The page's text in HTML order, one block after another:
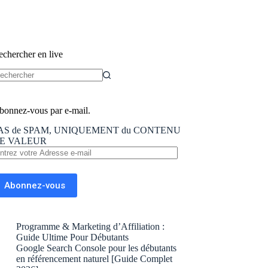
en live
vous par e-mail.
de SPAM, UNIQUEMENT du CONTENU
VALEUR
Abonnez-vous
Programme & Marketing d’Affiliation :
Guide Ultime Pour Débutants
Google Search Console pour les débutants
en référencement naturel [Guide Complet